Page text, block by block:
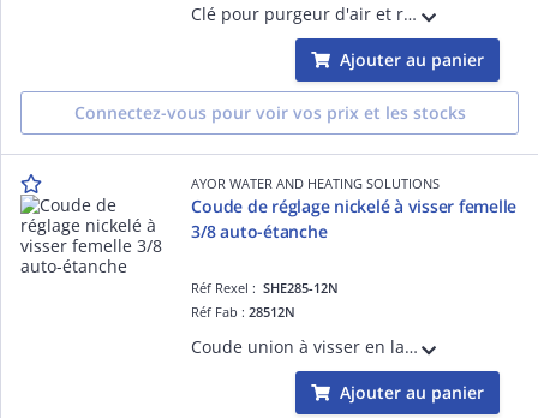
Clé pour purgeur d'air et robinet de vidange de radiateur - carré de 5 mm
Ajouter au panier
Connectez-vous pour voir vos prix et les stocks
AYOR WATER AND HEATING SOLUTIONS
Coude de réglage nickelé à visser femelle
3/8 auto-étanche
Réf Rexel :SHE285-12N
Réf Fab :28512N
Coude union à visser en laiton brut - raccordement mâle femelle 3/4
Ajouter au panier